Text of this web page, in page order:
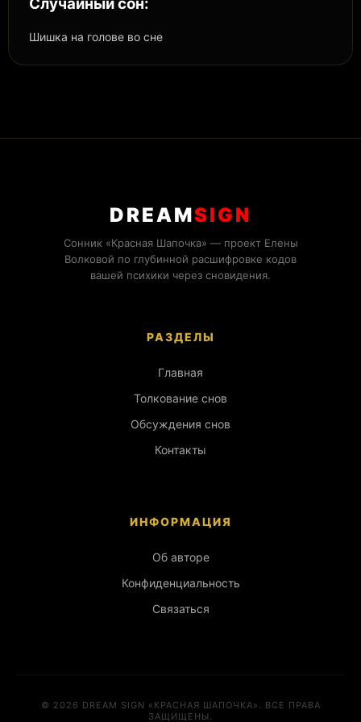
Случайный сон:
Шишка на голове во сне
DREAMSIGN
Сонник «Красная Шапочка» — проект Елены
Волковой по глубинной расшифровке кодов
вашей психики через сновидения.
РАЗДЕЛЫ
Главная
Толкование снов
Обсуждения снов
Контакты
ИНФОРМАЦИЯ
Об авторе
Конфиденциальность
Связаться
© 2026 DREAM SIGN «КРАСНАЯ ШАПОЧКА». ВСЕ ПРАВА
ЗАЩИЩЕНЫ.